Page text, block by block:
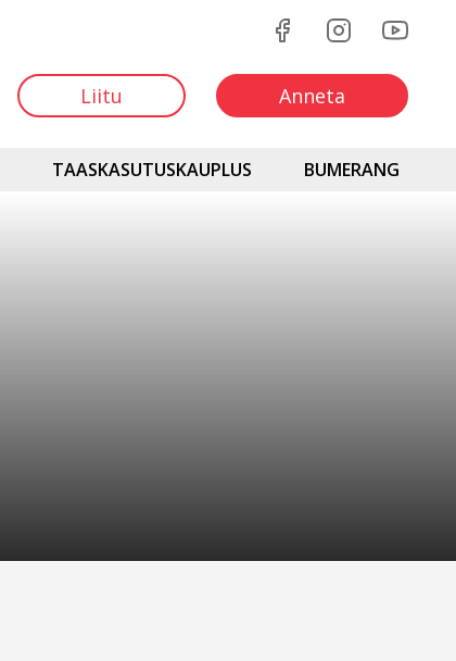
Liitu Anneta
TAASKASUTUSKAUPLUS BUMERANG